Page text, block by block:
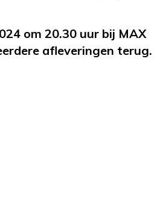
om 20.30 uur bij MAX
afleveringen terug.